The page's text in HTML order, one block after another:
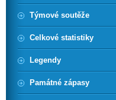
Týmové soutěže
Celkové statistiky
Legendy
Památné zápasy